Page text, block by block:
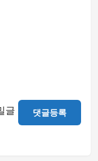
글 댓글등록